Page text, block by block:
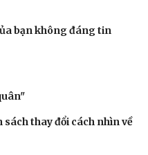
bạn không đáng tin
sách thay đổi cách nhìn về